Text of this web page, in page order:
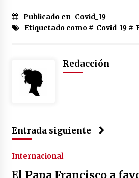
Publicado en Covid_19
Etiquetado como # Covid-19#
Redacción
Entrada siguiente
Internacional
El Papa Francisco a